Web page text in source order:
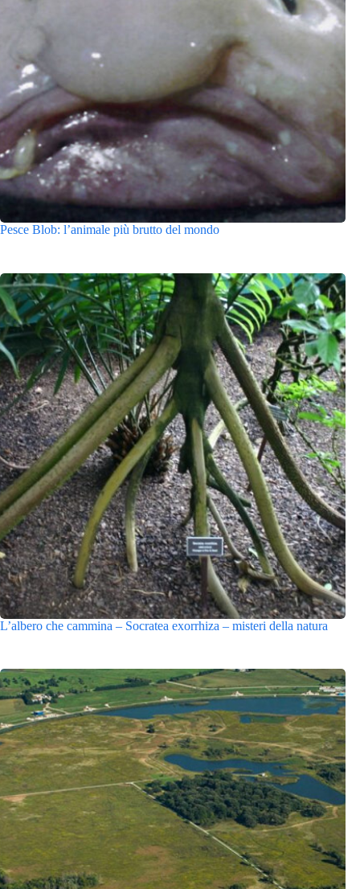
Pesce Blob: l’animale più brutto del mondo
L’albero che cammina – Socratea exorrhiza – misteri della natura